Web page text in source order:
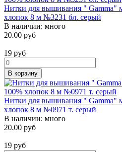
Нитки для вышивания " Gamma"
хлопок 8 м №3231 бл. серый
В наличии: много
20.00 руб
19 руб
В корзину
Нитки для вышивания " Gamma"
хлопок 8 м №0971 т. серый
В наличии: много
20.00 руб
19 руб